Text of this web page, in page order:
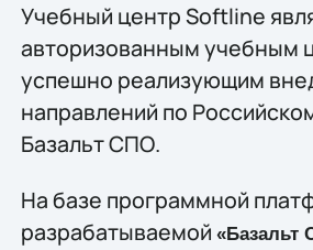
Учебный центр Softline
авторизованным учебным
успешно реализующим
направлений по
Базальт СПО.
На базе программной
разрабатываемой «Базальт